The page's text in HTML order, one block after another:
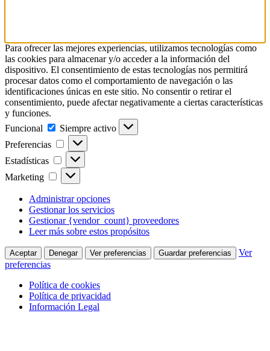
Para ofrecer las mejores experiencias, utilizamos tecnologías como
las cookies para almacenar y/o acceder a la información del
dispositivo. El consentimiento de estas tecnologías nos permitirá
procesar datos como el comportamiento de navegación o las
identificaciones únicas en este sitio. No consentir o retirar el
consentimiento, puede afectar negativamente a ciertas características
y funciones.
Funcional
Funcional
Siempre activo
Preferencias
Preferencias
Estadísticas Estadísticas
Marketing Marketing
Administrar opciones
Gestionar los servicios
Gestionar {vendor_count} proveedores
Leer más sobre estos propósitos
Aceptar Denegar Ver preferencias Guardar preferencias
Ver
preferencias
Política de cookies
Política de privacidad
Información Legal